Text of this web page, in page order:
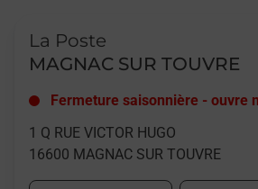
La Poste
MAGNAC SUR TOUVRE
Fermeture saisonnière - ouvre
1 Q RUE VICTOR HUGO
16600 MAGNAC SUR TOUVRE